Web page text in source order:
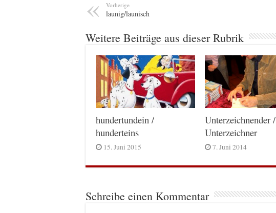
Vorherige
launig/launisch
Weitere Beiträge aus dieser Rubrik
hundertundein /
hunderteins
15. Juni 2015
Unterzeichnender /
Unterzeichner
7. Juni 2014
Schreibe einen Kommentar